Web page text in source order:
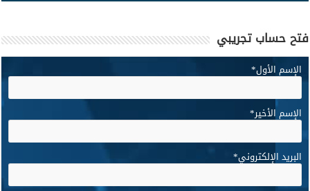
فتح حساب تجريبي
الإسم الأول*
الإسم الأخير*
البريد الإلكتروني*